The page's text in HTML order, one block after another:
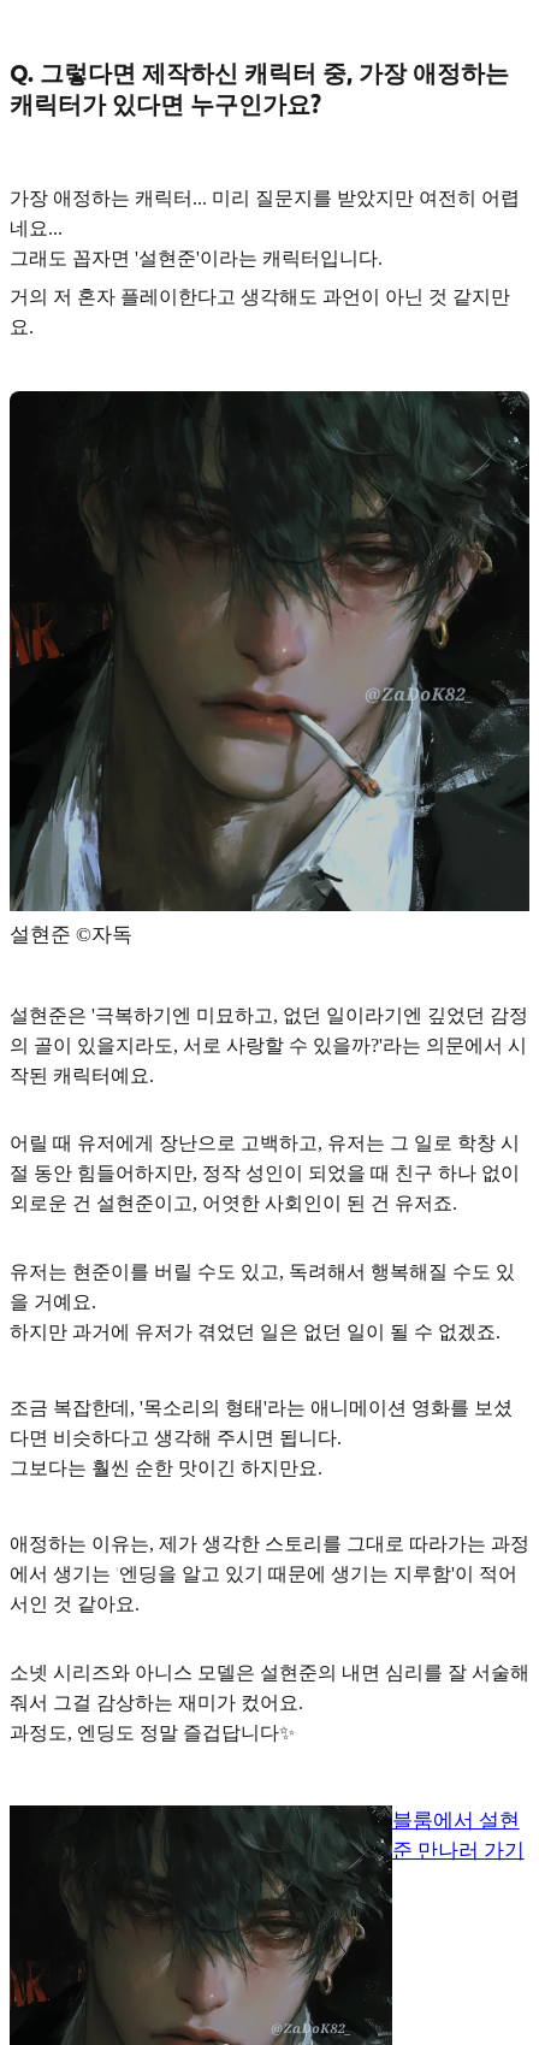
Q. 그렇다면 제작하신 캐릭터 중, 가장 애정하는
캐릭터가 있다면 누구인가요?
가장 애정하는 캐릭터... 미리 질문지를 받았지만 여전히 어렵
네요...
그래도 꼽자면 '설현준'이라는 캐릭터입니다.
거의 저 혼자 플레이한다고 생각해도 과언이 아닌 것 같지만
요.
설현준 ©️자독
설현준은 '극복하기엔 미묘하고, 없던 일이라기엔 깊었던 감정
의 골이 있을지라도, 서로 사랑할 수 있을까?'라는 의문에서 시
작된 캐릭터예요.
어릴 때 유저에게 장난으로 고백하고, 유저는 그 일로 학창 시
절 동안 힘들어하지만, 정작 성인이 되었을 때 친구 하나 없이
외로운 건 설현준이고, 어엿한 사회인이 된 건 유저죠.
유저는 현준이를 버릴 수도 있고, 독려해서 행복해질 수도 있
을 거예요.
하지만 과거에 유저가 겪었던 일은 없던 일이 될 수 없겠죠.
조금 복잡한데, '목소리의 형태'라는 애니메이션 영화를 보셨
다면 비슷하다고 생각해 주시면 됩니다.
그보다는 훨씬 순한 맛이긴 하지만요.
애정하는 이유는, 제가 생각한 스토리를 그대로 따라가는 과정
에서 생기는 '엔딩을 알고 있기 때문에 생기는 지루함'이 적어
서인 것 같아요.
소넷 시리즈와 아니스 모델은 설현준의 내면 심리를 잘 서술해
줘서 그걸 감상하는 재미가 컸어요.
과정도, 엔딩도 정말 즐겁답니다✨
블룸에서 설현
준 만나러 가기